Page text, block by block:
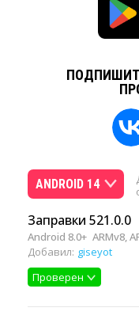
ANDROID 14
Заправки 521.0.0
Android 8.0+ ARMv8,
Добавил: giseyot
Проверен